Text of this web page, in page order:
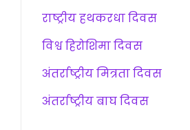
राष्ट्रीय हथकरधा दिवस
विश्व हिरोशिमा दिवस
अंतर्राष्ट्रीय मित्रता दिवस
अंतर्राष्ट्रीय बाघ दिवस